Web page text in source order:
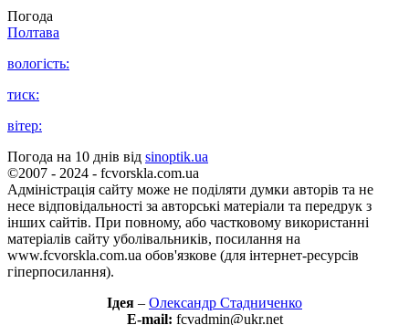
Погода
Полтава
вологість:
тиск:
вітер:
Погода на 10 днів від sinoptik.ua
©2007 - 2024 - fcvorskla.com.ua
Адміністрація сайту може не поділяти думки авторів та не
несе відповідальності за авторські матеріали та передрук з
інших сайтів. При повному, або частковому використанні
матеріалів сайту уболівальників, посилання на
www.fcvorskla.com.ua обов'язкове (для інтернет-ресурсів
гіперпосилання).
Ідея – Олександр Стадниченко
E-mail: fcvadmin@ukr.net